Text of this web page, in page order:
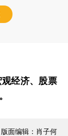
观经济、股票
面编辑：肖子何